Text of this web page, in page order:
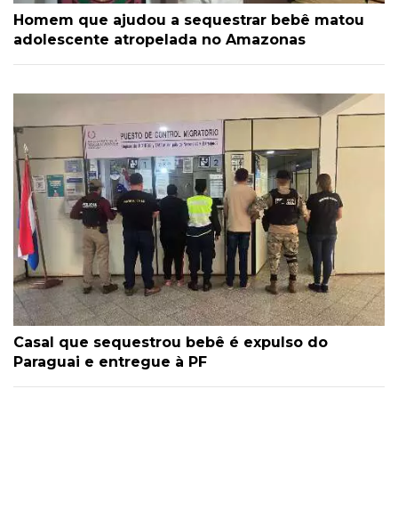
Homem que ajudou a sequestrar bebê matou
adolescente atropelada no Amazonas
Casal que sequestrou bebê é expulso do
Paraguai e entregue à PF